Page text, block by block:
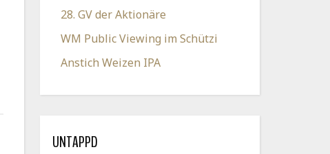
28. GV der Aktionäre
WM Public Viewing im Schützi
Anstich Weizen IPA
UNTAPPD